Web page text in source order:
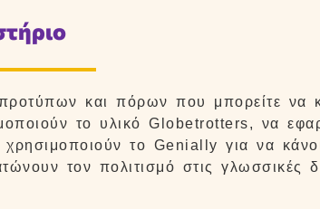
και πόρων που μπορείτε να
το υλικό Globetrotters, να
χρησιμοποιούν το Genially για να
τον πολιτισμό στις γλωσσικές